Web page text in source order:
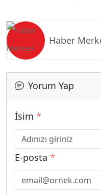
Haber
Yorum Yap
İsim *
E-posta *